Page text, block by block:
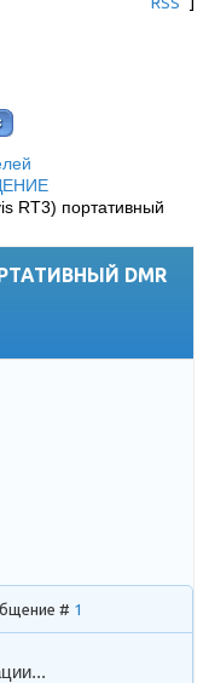
RT3) портативный
DMR
# 1